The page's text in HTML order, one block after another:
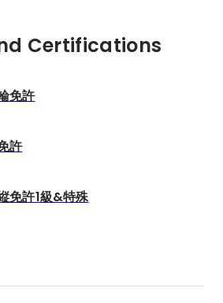
Certifications
免許
許
免許1級&特殊